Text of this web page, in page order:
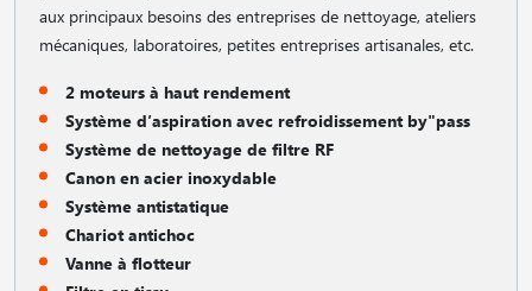
aux principaux besoins des entreprises de nettoyage, ateliers
mécaniques, laboratoires, petites entreprises artisanales, etc.
2 moteurs à haut rendement
Système d′aspiration avec refroidissement by"pass
Système de nettoyage de filtre RF
Canon en acier inoxydable
Système antistatique
Chariot antichoc
Vanne à flotteur